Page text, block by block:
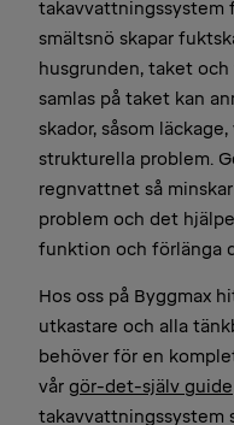
takavvattningssystem
smältsnö skapar
husgrunden, taket
samlas på taket kan
skador, såsom
strukturella problem.
regnvattnet så
problem och det
funktion och förlänga
Hos oss på Byggmax
utkastare och alla
behöver för en
vår gör-det-själv guide
takavvattningssystem